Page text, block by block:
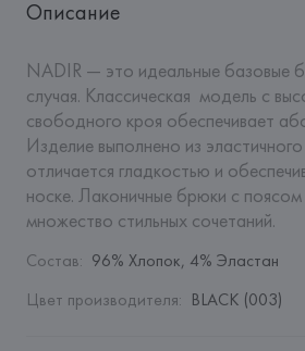
Описание
NADIR — это идеальные базовые
случая. Классическая  модель с
свободного кроя обеспечивает
Изделие выполнено из
отличается гладкостью и
носке. Лаконичные брюки с
множество стильных сочетаний.
Состав: 96% Хлопок, 4% Эластан
Цвет производителя: BLACK (003)